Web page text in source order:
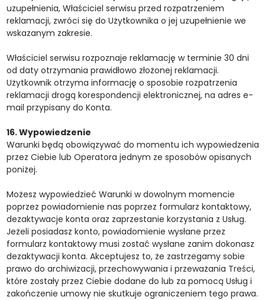
uzupełnienia, Właściciel serwisu przed rozpatrzeniem
reklamacji, zwróci się do Użytkownika o jej uzupełnienie we
wskazanym zakresie.
Właściciel serwisu rozpoznaje reklamację w terminie 30 dni
od daty otrzymania prawidłowo złożonej reklamacji.
Użytkownik otrzyma informację o sposobie rozpatrzenia
reklamacji drogą korespondencji elektronicznej, na adres e-
mail przypisany do Konta.
16. Wypowiedzenie
Warunki będą obowiązywać do momentu ich wypowiedzenia
przez Ciebie lub Operatora jednym ze sposobów opisanych
poniżej.
Możesz wypowiedzieć Warunki w dowolnym momencie
poprzez powiadomienie nas poprzez formularz kontaktowy,
dezaktywacje konta oraz zaprzestanie korzystania z Usług.
Jeżeli posiadasz konto, powiadomienie wysłane przez
formularz kontaktowy musi zostać wysłane zanim dokonasz
dezaktywacji konta. Akceptujesz to, że zastrzegamy sobie
prawo do archiwizacji, przechowywania i przeważania Treści,
które zostały przez Ciebie dodane do lub za pomocą Usług i
zakończenie umowy nie skutkuje ograniczeniem tego prawa.